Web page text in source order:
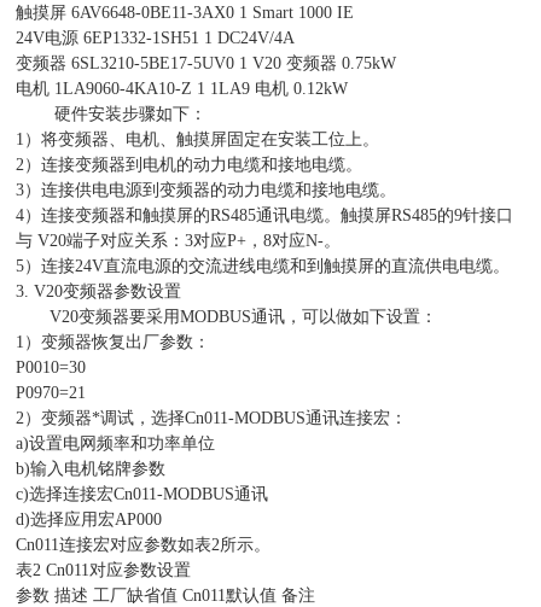
触摸屏 6AV6648-0BE11-3AX0 1 Smart 1000 IE
24V电源 6EP1332-1SH51 1 DC24V/4A
变频器 6SL3210-5BE17-5UV0 1 V20 变频器 0.75kW
电机 1LA9060-4KA10-Z 1 1LA9 电机 0.12kW
硬件安装步骤如下：
1）将变频器、电机、触摸屏固定在安装工位上。
2）连接变频器到电机的动力电缆和接地电缆。
3）连接供电电源到变频器的动力电缆和接地电缆。
4）连接变频器和触摸屏的RS485通讯电缆。触摸屏RS485的9针接口
与 V20端子对应关系：3对应P+，8对应N-。
5）连接24V直流电源的交流进线电缆和到触摸屏的直流供电电缆。
3. V20变频器参数设置
V20变频器要采用MODBUS通讯，可以做如下设置：
1）变频器恢复出厂参数：
P0010=30
P0970=21
2）变频器*调试，选择Cn011-MODBUS通讯连接宏：
a)设置电网频率和功率单位
b)输入电机铭牌参数
c)选择连接宏Cn011-MODBUS通讯
d)选择应用宏AP000
Cn011连接宏对应参数如表2所示。
表2 Cn011对应参数设置
参数 描述 工厂缺省值 Cn011默认值 备注